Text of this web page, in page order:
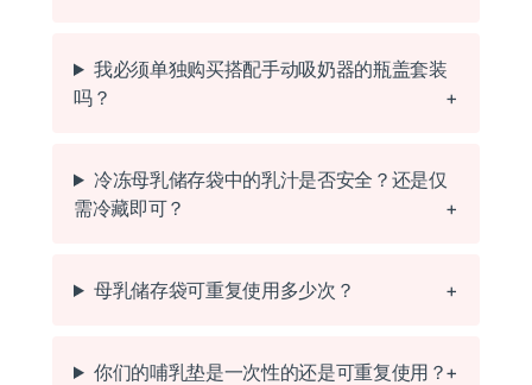
我必须单独购买搭配手动吸奶器的瓶盖套装
吗？
冷冻母乳储存袋中的乳汁是否安全？还是仅
需冷藏即可？
母乳储存袋可重复使用多少次？
你们的哺乳垫是一次性的还是可重复使用？